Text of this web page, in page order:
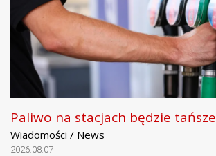
Paliwo na stacjach będzie tańsze
Wiadomości / News
2026.08.07